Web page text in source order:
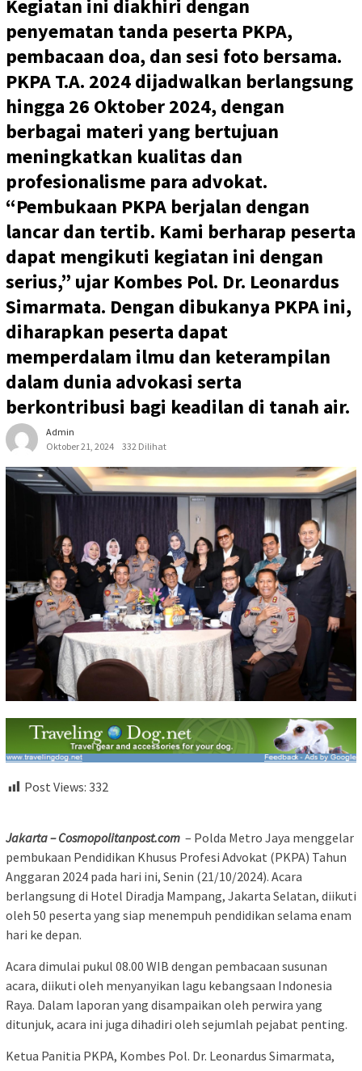
Kegiatan ini diakhiri dengan
penyematan tanda peserta PKPA,
pembacaan doa, dan sesi foto bersama.
PKPA T.A. 2024 dijadwalkan berlangsung
hingga 26 Oktober 2024, dengan
berbagai materi yang bertujuan
meningkatkan kualitas dan
profesionalisme para advokat.
“Pembukaan PKPA berjalan dengan
lancar dan tertib. Kami berharap peserta
dapat mengikuti kegiatan ini dengan
serius,” ujar Kombes Pol. Dr. Leonardus
Simarmata. Dengan dibukanya PKPA ini,
diharapkan peserta dapat
memperdalam ilmu dan keterampilan
dalam dunia advokasi serta
berkontribusi bagi keadilan di tanah air.
Admin
Oktober 21, 2024
332 Dilihat
Post Views: 332
Jakarta – Cosmopolitanpost.com – Polda Metro Jaya menggelar
pembukaan Pendidikan Khusus Profesi Advokat (PKPA) Tahun
Anggaran 2024 pada hari ini, Senin (21/10/2024). Acara
berlangsung di Hotel Diradja Mampang, Jakarta Selatan, diikuti
oleh 50 peserta yang siap menempuh pendidikan selama enam
hari ke depan.
Acara dimulai pukul 08.00 WIB dengan pembacaan susunan
acara, diikuti oleh menyanyikan lagu kebangsaan Indonesia
Raya. Dalam laporan yang disampaikan oleh perwira yang
ditunjuk, acara ini juga dihadiri oleh sejumlah pejabat penting.
Ketua Panitia PKPA, Kombes Pol. Dr. Leonardus Simarmata,